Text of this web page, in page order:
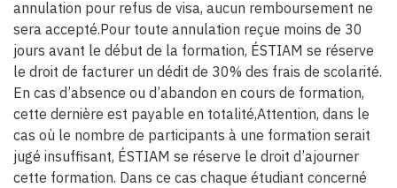
annulation pour refus de visa, aucun remboursement ne
sera accepté.Pour toute annulation reçue moins de 30
jours avant le début de la formation, ÉSTIAM se réserve
le droit de facturer un dédit de 30% des frais de scolarité.
En cas d’absence ou d’abandon en cours de formation,
cette dernière est payable en totalité,Attention, dans le
cas où le nombre de participants à une formation serait
jugé insuffisant, ÉSTIAM se réserve le droit d’ajourner
cette formation. Dans ce cas chaque étudiant concerné